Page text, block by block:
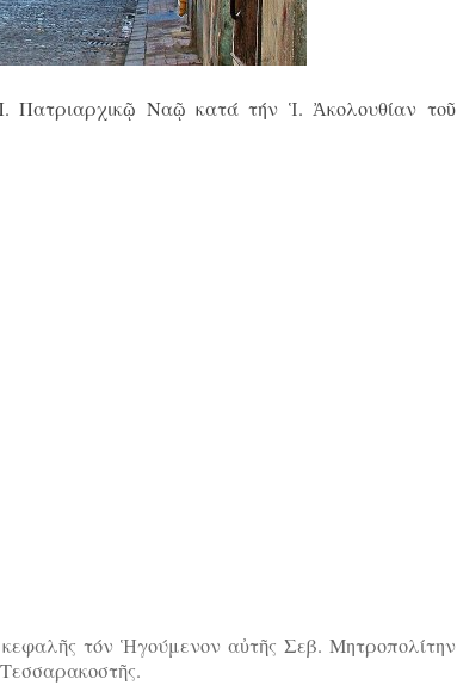
Ναῷ κατά τήν Ἱ. Ἀκολουθίαν τοῦ
τόν Ἡγούμενον αὐτῆς Σεβ. Μητροπολίτην